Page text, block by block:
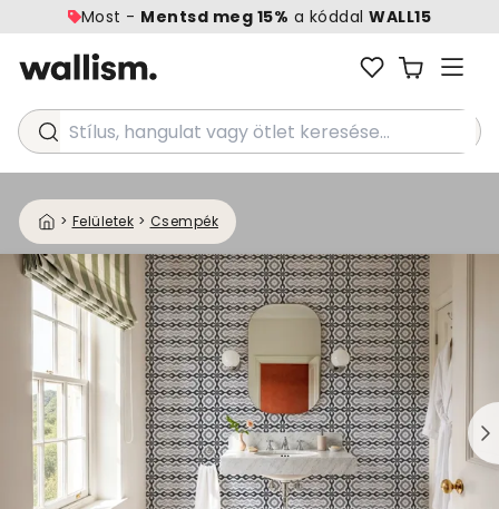
Most - Mentsd meg 15% a kóddalWALL15
Stílus, hangulat vagy ötlet keresése...
> Felületek > Csempék